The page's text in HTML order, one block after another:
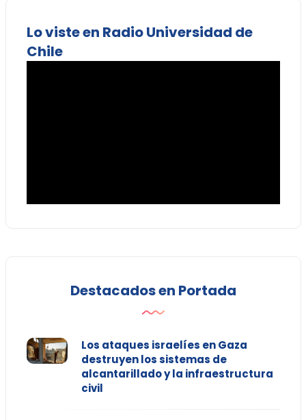
Lo viste en Radio Universidad de
Chile
Destacados en Portada
Los ataques israelíes en Gaza
destruyen los sistemas de
alcantarillado y la infraestructura
civil